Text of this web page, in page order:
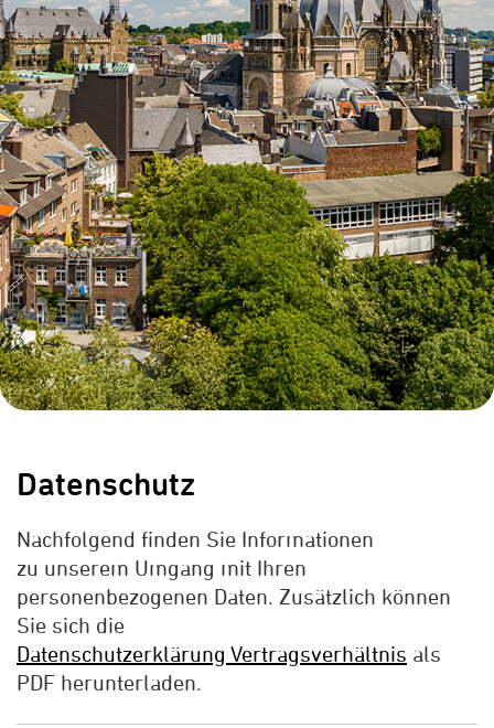
Elektromobilität
Online-
Store
Online-Service
Umzugsservice
Energieberatung
Energiefragen
Kündigung
Wärmestrom
Treue-Bonus
Vorteile
Datenschutz
Nachfolgend finden Sie Informationen
zu unserem Umgang mit Ihren
personenbezogenen Daten. Zusätzlich können
Sie sich die
Datenschutzerklärung Vertragsverhältnis als
PDF herunterladen.